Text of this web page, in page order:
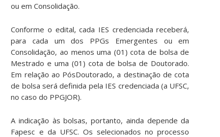
ou em Consolidação.
Conforme o edital, cada IES credenciada receberá,
para cada um dos PPGs Emergentes ou em
Consolidação, ao menos uma (01) cota de bolsa de
Mestrado e uma (01) cota de bolsa de Doutorado.
Em relação ao PósDoutorado, a destinação de cota
de bolsa será definida pela IES credenciada (a UFSC,
no caso do PPGJOR).
A indicação às bolsas, portanto, ainda depende da
Fapesc e da UFSC. Os selecionados no processo